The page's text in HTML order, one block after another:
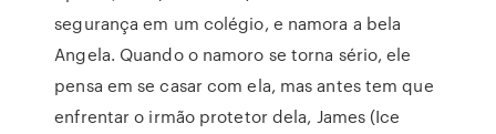
segurança em um colégio, e namora a bela
Angela. Quando o namoro se torna sério, ele
pensa em se casar com ela, mas antes tem que
enfrentar o irmão protetor dela, James (Ice